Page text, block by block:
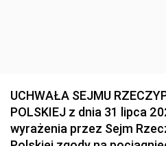
UCHWAŁA SEJMU
POLSKIEJ z dnia 31 lipca
wyrażenia przez Sejm